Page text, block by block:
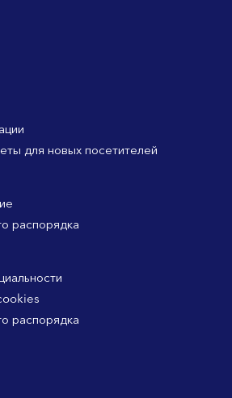
для новых посетителей
распорядка
распорядка